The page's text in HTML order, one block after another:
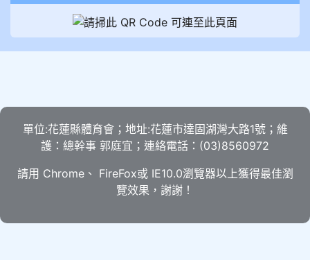
單位:花蓮縣體育會；地址:花蓮市達固湖灣大路1號；維
護：總幹事 郭庭宜；連絡電話：(03)8560972
請用 Chrome、 FireFox或 IE10.0瀏覽器以上獲得最佳瀏
覽效果，謝謝！